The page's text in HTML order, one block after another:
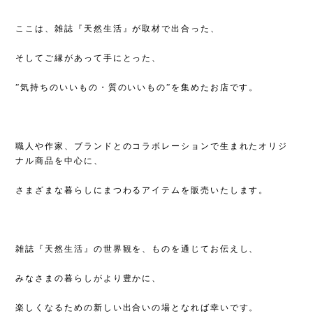
ここは、雑誌『天然生活』が取材で出合った、
そしてご縁があって手にとった、
”気持ちのいいもの・質のいいもの”を集めたお店です。
職人や作家、ブランドとのコラボレーションで生まれたオリジ
ナル商品を中心に、
さまざまな暮らしにまつわるアイテムを販売いたします。
雑誌『天然生活』の世界観を、ものを通じてお伝えし、
みなさまの暮らしがより豊かに、
楽しくなるための新しい出合いの場となれば幸いです。